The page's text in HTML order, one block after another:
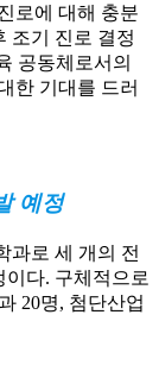
로에 대해 충분
조기 진로 결정
공동체로서의
한 기대를 드러
예정
과로 세 개의 전
이다. 구체적으로
20명, 첨단산업